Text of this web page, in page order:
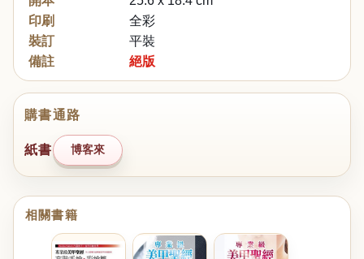
印刷
全彩
裝訂
平裝
備註
絕版
購書通路
紙書 博客來
相關書籍